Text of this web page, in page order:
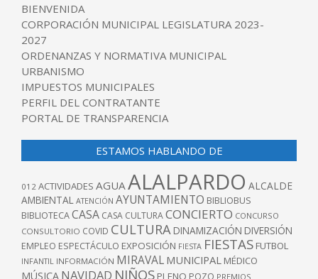
BIENVENIDA
CORPORACIÓN MUNICIPAL LEGISLATURA 2023-
2027
ORDENANZAS Y NORMATIVA MUNICIPAL
URBANISMO
IMPUESTOS MUNICIPALES
PERFIL DEL CONTRATANTE
PORTAL DE TRANSPARENCIA
ESTAMOS HABLANDO DE
012 ACTIVIDADES AGUA ALALPARDO ALCALDE
AMBIENTAL ATENCIÓN AYUNTAMIENTO BIBLIOBUS
BIBLIOTECACASA CASA CULTURACONCIERTO CONCURSO
CONSULTORIO COVID CULTURA DINAMIZACIÓN DIVERSIÓN
EMPLEO ESPECTÁCULO EXPOSICIÓN FIESTA FIESTAS FUTBOL
INFANTIL INFORMACIÓN MIRAVAL MUNICIPAL MÉDICO
MÚSICA NAVIDAD NIÑOS PLENO POZO PREMIOS